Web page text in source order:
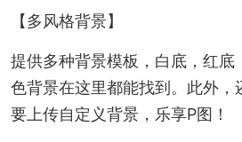
【多风格背景】
提供多种背景模板，白底，红底
色背景在这里都能找到。此外，
要上传自定义背景，乐享P图！